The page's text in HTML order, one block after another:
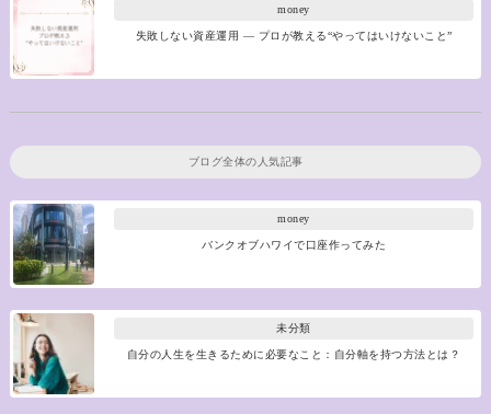
money
失敗しない資産運用 ― プロが教える“やってはいけないこと”
ブログ全体の人気記事
money
バンクオブハワイで口座作ってみた
未分類
自分の人生を生きるために必要なこと：自分軸を持つ方法とは？